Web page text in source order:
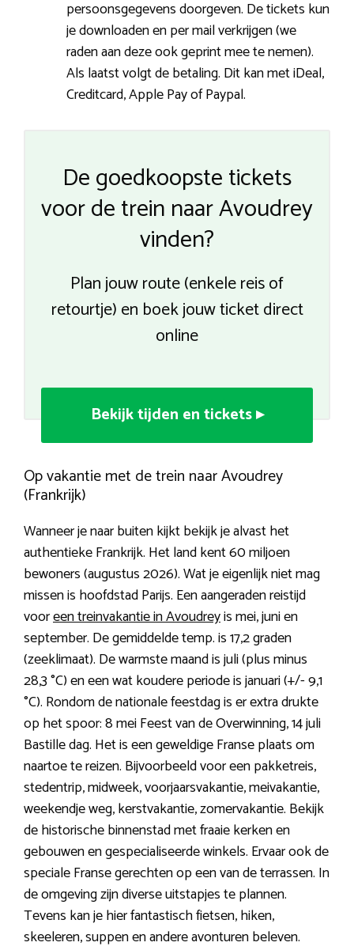
persoonsgegevens doorgeven. De tickets kun
je downloaden en per mail verkrijgen (we
raden aan deze ook geprint mee te nemen).
Als laatst volgt de betaling. Dit kan met iDeal,
Creditcard, Apple Pay of Paypal.
De goedkoopste tickets
voor de trein naar Avoudrey
vinden?
Plan jouw route (enkele reis of
retourtje) en boek jouw ticket direct
online
Bekijk tijden en tickets ▸
Op vakantie met de trein naar Avoudrey
(Frankrijk)
Wanneer je naar buiten kijkt bekijk je alvast het
authentieke Frankrijk. Het land kent 60 miljoen
bewoners (augustus 2026). Wat je eigenlijk niet mag
missen is hoofdstad Parijs. Een aangeraden reistijd
vooreen treinvakantie in Avoudreyis mei, juni en
september. De gemiddelde temp. is 17,2 graden
(zeeklimaat). De warmste maand is juli (plus minus
28,3 °C) en een wat koudere periode is januari (+/- 9,1
°C). Rondom de nationale feestdag is er extra drukte
op het spoor: 8 mei Feest van de Overwinning, 14 juli
Bastille dag. Het is een geweldige Franse plaats om
naartoe te reizen. Bijvoorbeeld voor een pakketreis,
stedentrip, midweek, voorjaarsvakantie, meivakantie,
weekendje weg, kerstvakantie, zomervakantie. Bekijk
de historische binnenstad met fraaie kerken en
gebouwen en gespecialiseerde winkels. Ervaar ook de
speciale Franse gerechten op een van de terrassen. In
de omgeving zijn diverse uitstapjes te plannen.
Tevens kan je hier fantastisch fietsen, hiken,
skeeleren, suppen en andere avonturen beleven.